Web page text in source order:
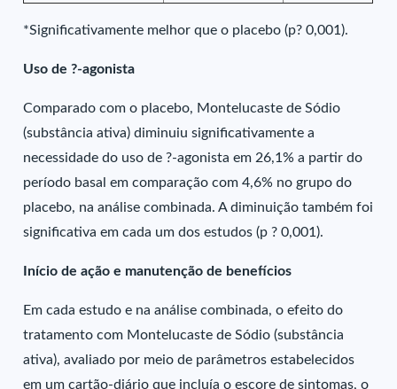
*Significativamente melhor que o placebo (p? 0,001).
Uso de ?-agonista
Comparado com o placebo, Montelucaste de Sódio
(substância ativa) diminuiu significativamente a
necessidade do uso de ?-agonista em 26,1% a partir do
período basal em comparação com 4,6% no grupo do
placebo, na análise combinada. A diminuição também foi
significativa em cada um dos estudos (p ? 0,001).
Início de ação e manutenção de benefícios
Em cada estudo e na análise combinada, o efeito do
tratamento com Montelucaste de Sódio (substância
ativa), avaliado por meio de parâmetros estabelecidos
em um cartão-diário que incluía o escore de sintomas, o